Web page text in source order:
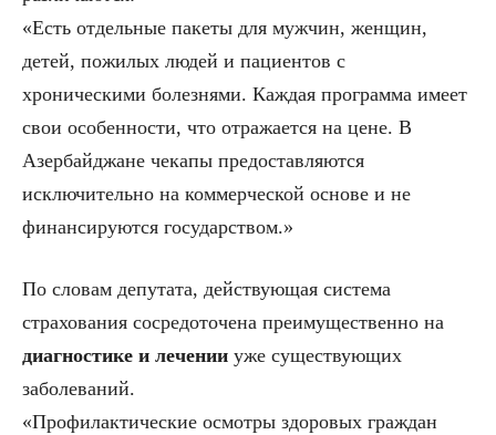
«Есть отдельные пакеты для мужчин, женщин,
детей, пожилых людей и пациентов с
хроническими болезнями. Каждая программа имеет
свои особенности, что отражается на цене. В
Азербайджане чекапы предоставляются
исключительно на коммерческой основе и не
финансируются государством.»
По словам депутата, действующая система
страхования сосредоточена преимущественно на
диагностике и лечении уже существующих
заболеваний.
«Профилактические осмотры здоровых граждан